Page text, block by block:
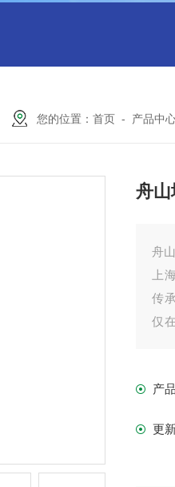
您的位置：首页 - 产品中
舟
舟
上
传
仅
酷
产
更